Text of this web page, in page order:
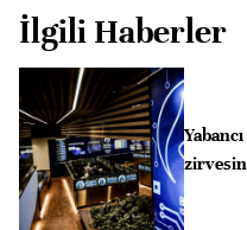
İlgili Haberler